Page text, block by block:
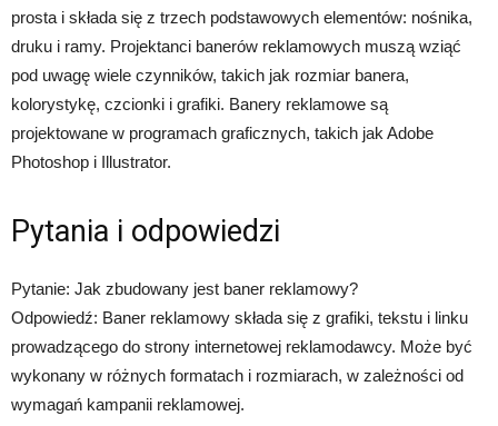
prosta i składa się z trzech podstawowych elementów: nośnika,
druku i ramy. Projektanci banerów reklamowych muszą wziąć
pod uwagę wiele czynników, takich jak rozmiar banera,
kolorystykę, czcionki i grafiki. Banery reklamowe są
projektowane w programach graficznych, takich jak Adobe
Photoshop i Illustrator.
Pytania i odpowiedzi
Pytanie: Jak zbudowany jest baner reklamowy?
Odpowiedź: Baner reklamowy składa się z grafiki, tekstu i linku
prowadzącego do strony internetowej reklamodawcy. Może być
wykonany w różnych formatach i rozmiarach, w zależności od
wymagań kampanii reklamowej.